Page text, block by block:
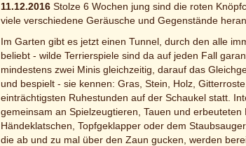
11.12.2016 Stolze 6 Wochen jung sind die roten
viele verschiedene Geräusche und Gegenstände heran.
Im Garten gibt es jetzt einen Tunnel, durch den alle
beliebt - wilde Terrierspiele sind da auf jeden Fall
mindestens zwei Minis gleichzeitig, darauf das
und bespielt - sie kennen: Gras, Stein, Holz,
einträchtigsten Ruhestunden auf der Schaukel statt.
gemeinsam an Spielzeugtieren, Tauen und
Händeklatschen, Topfgeklapper oder dem
die ab und zu mal über den Zaun gucken, werden